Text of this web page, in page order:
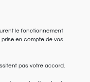
le fonctionnement
en compte de vos
pas votre accord.